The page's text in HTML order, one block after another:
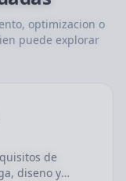
optimizacion o
puede explorar
de
diseno y